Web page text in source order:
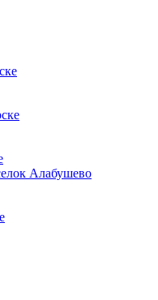
Алабушево